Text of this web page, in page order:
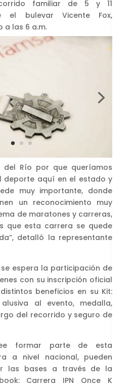
familiar de 5 y 11
el bulevar Vicente Fox,
a las 6 a.m.
del Río por que queríamos
deporte aquí en el estado y
muy importante, donde
un reconocimiento muy
de maratones y carreras,
que esta carrera se quede
detalló la representante
espera la participación de
con su inscripción oficial
beneficios en su Kit:
al evento, medalla,
del recorrido y seguro de
formar parte de esta
a nivel nacional, pueden
las bases a través de la
Carrera IPN Once K